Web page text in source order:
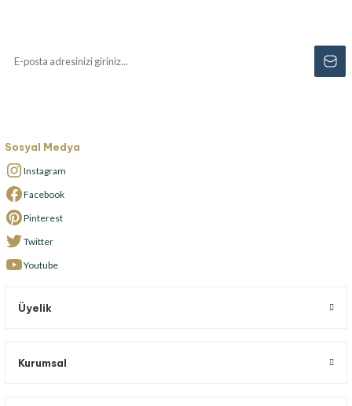
Sosyal Medya
Instagram
Facebook
Pinterest
Twitter
Youtube
Üyelik
Kurumsal